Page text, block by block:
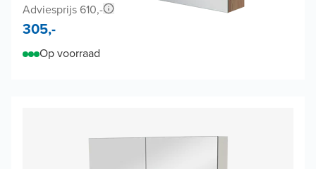
Adviesprijs 610,-
305,-
Op voorraad